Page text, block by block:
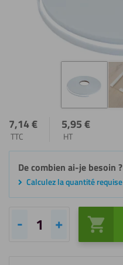
7,14€
TTC
5,95€
HT
De combien ai-je besoin ?
Calculez la quantité requise
quantité